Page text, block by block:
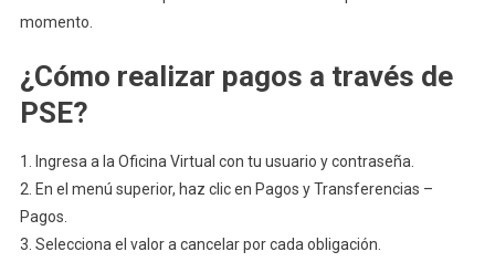
momento.
¿Cómo realizar pagos a través de
PSE?
1. Ingresa a la Oficina Virtual con tu usuario y contraseña.
2. En el menú superior, haz clic en Pagos y Transferencias –
Pagos.
3. Selecciona el valor a cancelar por cada obligación.